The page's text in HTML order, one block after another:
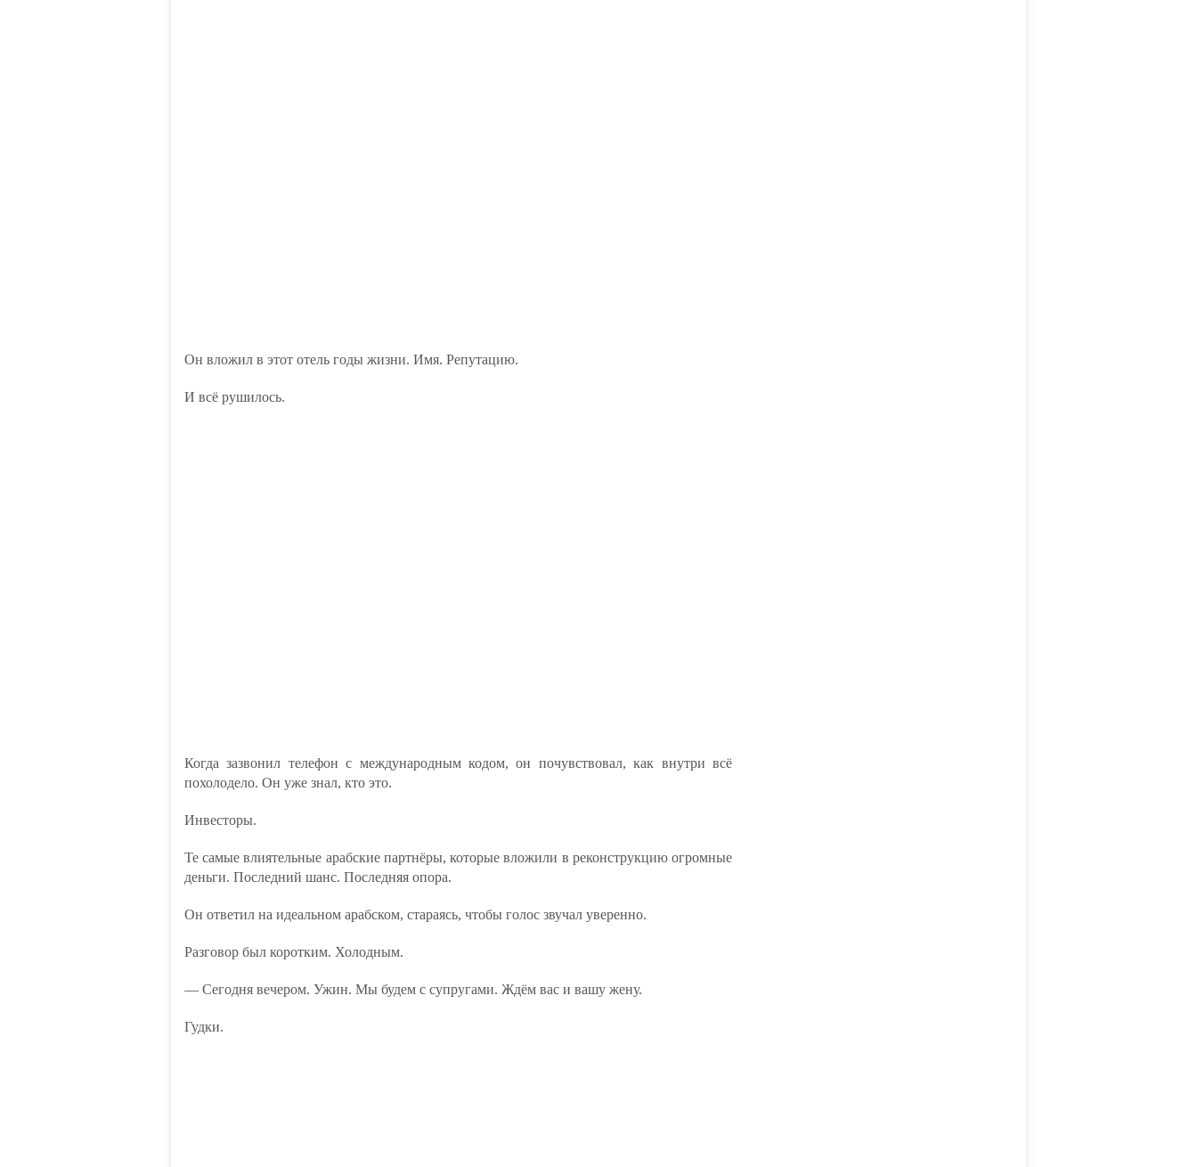
Он вложил в этот отель годы жизни. Имя. Репутацию.
И всё рушилось.
Когда зазвонил телефон с международным кодом, он почувствовал, как внутри всё
похолодело. Он уже знал, кто это.
Инвесторы.
Те самые влиятельные арабские партнёры, которые вложили в реконструкцию огромные
деньги. Последний шанс. Последняя опора.
Он ответил на идеальном арабском, стараясь, чтобы голос звучал уверенно.
Разговор был коротким. Холодным.
— Сегодня вечером. Ужин. Мы будем с супругами. Ждём вас и вашу жену.
Гудки.